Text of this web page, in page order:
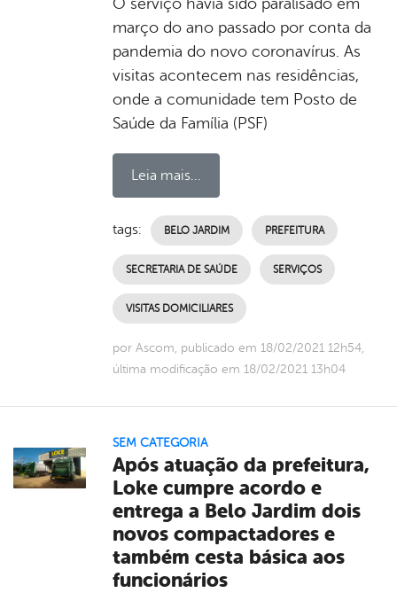
março do ano passado por conta da
pandemia do novo coronavírus. As
visitas acontecem nas residências,
onde a comunidade tem Posto de
Saúde da Família (PSF)
Leia mais...
tags: BELO JARDIM PREFEITURA
SECRETARIA DE SAÚDE SERVIÇOS
VISITAS DOMICILIARES
por Ascom, publicado em 18/02/2021 12h54,
última modificação em 18/02/2021 13h04
SEM CATEGORIA
Após atuação da prefeitura,
Loke cumpre acordo e
entrega a Belo Jardim dois
novos compactadores e
também cesta básica aos
funcionários